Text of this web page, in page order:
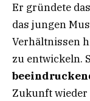
Er gründete das
das jungen
Verhältnissen
zu entwickeln.
Zukunft